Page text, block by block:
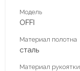
Модель
OFFI
Материал полотна
сталь
Материал рукоятки